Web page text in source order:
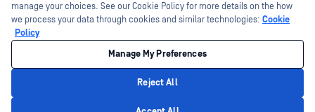
©2026 OPSWAT . جميع الحقوق محفوظة. OPSWAT و MetaDefender و Metascan و
MetaAccess OPSWAT و Trust no File. Trust No Device. و OPSWAT و Protecting the
OPSWAT العلامات التجارية الخاصة بالجهات الخارجية هي ملك لأصحابها المعنيين.
إدارة تفضيلات ملفات تعريف الارتباط
manage your choices. See our Cookie Policy for more details on the how
we process your data through cookies and similar technologies: Cookie
Policy
Manage My Preferences
Reject All